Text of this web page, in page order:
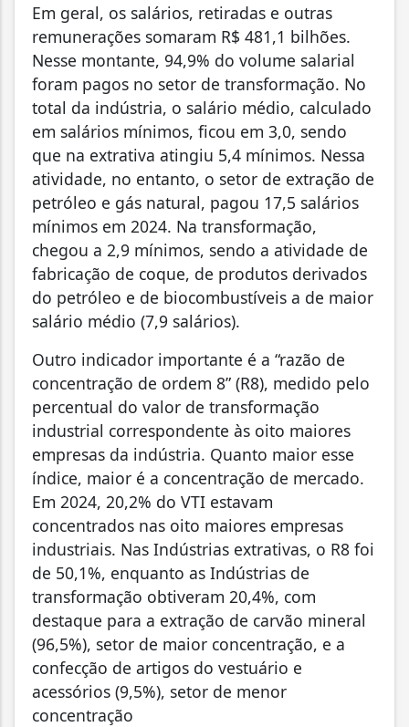
Em geral, os salários, retiradas e outras
remunerações somaram R$ 481,1 bilhões.
Nesse montante, 94,9% do volume salarial
foram pagos no setor de transformação. No
total da indústria, o salário médio, calculado
em salários mínimos, ficou em 3,0, sendo
que na extrativa atingiu 5,4 mínimos. Nessa
atividade, no entanto, o setor de extração de
petróleo e gás natural, pagou 17,5 salários
mínimos em 2024. Na transformação,
chegou a 2,9 mínimos, sendo a atividade de
fabricação de coque, de produtos derivados
do petróleo e de biocombustíveis a de maior
salário médio (7,9 salários).
Outro indicador importante é a “razão de
concentração de ordem 8” (R8), medido pelo
percentual do valor de transformação
industrial correspondente às oito maiores
empresas da indústria. Quanto maior esse
índice, maior é a concentração de mercado.
Em 2024, 20,2% do VTI estavam
concentrados nas oito maiores empresas
industriais. Nas Indústrias extrativas, o R8 foi
de 50,1%, enquanto as Indústrias de
transformação obtiveram 20,4%, com
destaque para a extração de carvão mineral
(96,5%), setor de maior concentração, e a
confecção de artigos do vestuário e
acessórios (9,5%), setor de menor
concentração